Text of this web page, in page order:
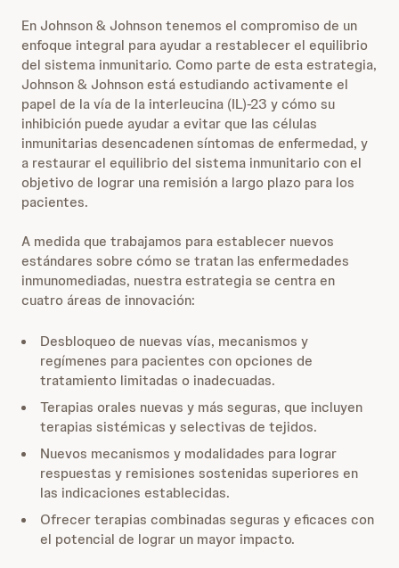
En Johnson & Johnson tenemos el compromiso de un
enfoque integral para ayudar a restablecer el equilibrio
del sistema inmunitario. Como parte de esta estrategia,
Johnson & Johnson está estudiando activamente el
papel de la vía de la interleucina (IL)-23 y cómo su
inhibición puede ayudar a evitar que las células
inmunitarias desencadenen síntomas de enfermedad, y
a restaurar el equilibrio del sistema inmunitario con el
objetivo de lograr una remisión a largo plazo para los
pacientes.
A medida que trabajamos para establecer nuevos
estándares sobre cómo se tratan las enfermedades
inmunomediadas, nuestra estrategia se centra en
cuatro áreas de innovación:
Desbloqueo de nuevas vías, mecanismos y
regímenes para pacientes con opciones de
tratamiento limitadas o inadecuadas.
Terapias orales nuevas y más seguras, que incluyen
terapias sistémicas y selectivas de tejidos.
Nuevos mecanismos y modalidades para lograr
respuestas y remisiones sostenidas superiores en
las indicaciones establecidas.
Ofrecer terapias combinadas seguras y eficaces con
el potencial de lograr un mayor impacto.